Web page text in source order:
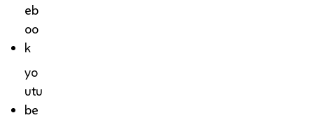
eb
oo
k
yo
utu
be